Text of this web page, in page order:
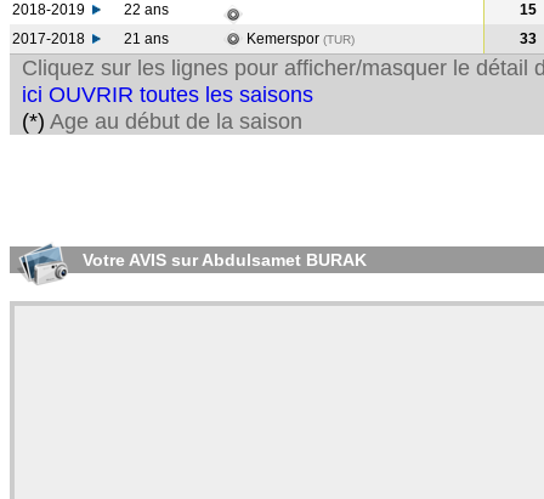
2018-2019
22 ans
15
2017-2018
21 ans Kemerspor (TUR) 33
Cliquez sur les lignes pour afficher/masquer le détail
ici OUVRIR toutes les saisons
(*) Age au début de la saison
Votre AVIS sur Abdulsamet BURAK